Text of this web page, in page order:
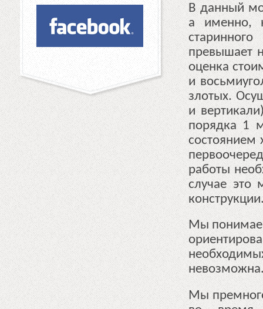
В данный
а именно,
превышает
оценка
и
злотых.
и
порядка 1
состоянием
работы
случае это
Мы
Мы